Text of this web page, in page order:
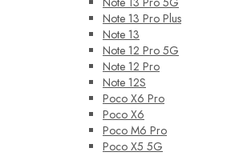
Note 13 Pro Plus
Note 13
Note 12 Pro 5G
Note 12 Pro
Note 12S
Poco X6 Pro
Poco X6
Poco M6 Pro
Poco X5 5G